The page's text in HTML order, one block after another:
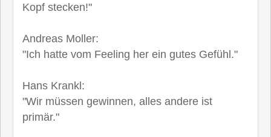
Kopf stecken!"
Andreas Moller:
"Ich hatte vom Feeling her ein gutes Gefühl."
Hans Krankl:
"Wir müssen gewinnen, alles andere ist
primär."